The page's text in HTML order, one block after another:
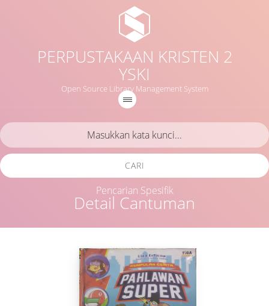
PERPUSTAKAAN KRISTEN 2
YSKI
Open Source Library Management System
Detail Cantuman
CARI
Pencarian Spesifik